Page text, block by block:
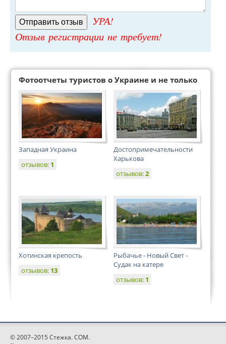
УРА!
Отзыв регистрации не требует!
Фотоотчеты туристов о Украине и не только
Западная Украина
отзывов: 1
Достопримечательности
Харькова
отзывов:2
Хотинская крепость
отзывов: 13
Рыбачье - Новый Свет -
Судак на катере
отзывов: 1
© 2007–2015 Стежка. COM.